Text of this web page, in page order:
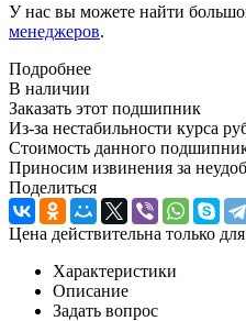
У нас вы можете найти
менеджеров.
Подробнее
В наличии
Заказать этот подшипник
Из-за нестабильности курса
Стоимость данного
Приносим извинения за
Поделиться
Цена действительна только
Характеристики
Описание
Задать вопрос